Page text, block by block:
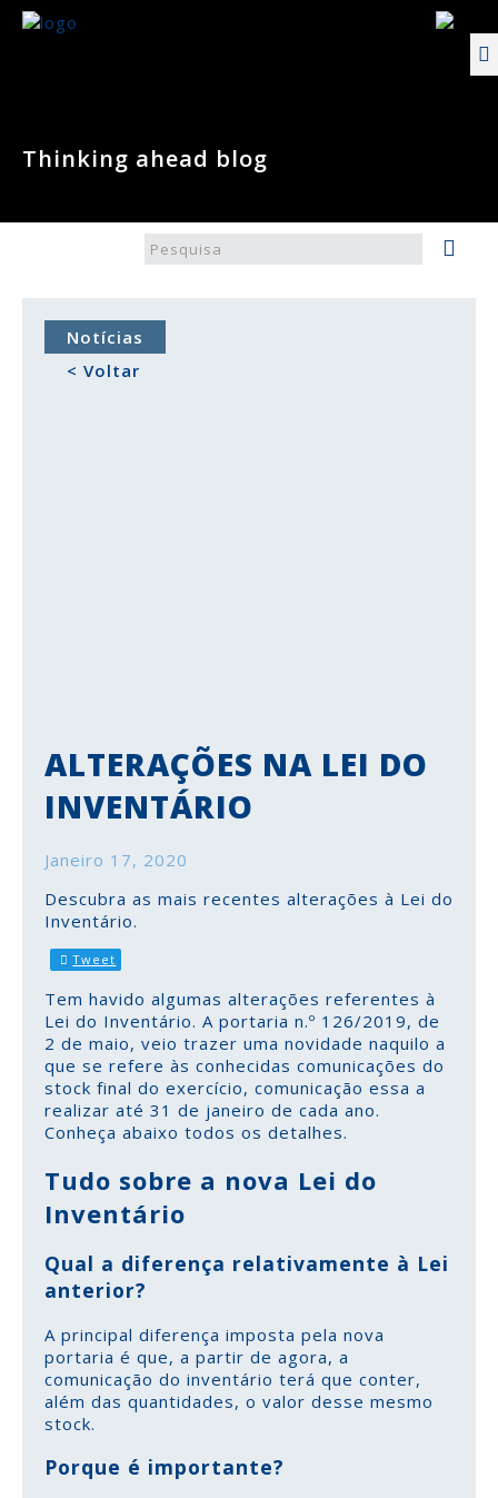
Thinking ahead blog
Notícias
< Voltar
ALTERAÇÕES NA LEI DO
INVENTÁRIO
Janeiro 17, 2020
Descubra as mais recentes alterações à Lei do
Inventário.
Tweet
Tem havido algumas alterações referentes à
Lei do Inventário. A portaria n.º 126/2019, de
2 de maio, veio trazer uma novidade naquilo a
que se refere às conhecidas comunicações do
stock final do exercício, comunicação essa a
realizar até 31 de janeiro de cada ano.
Conheça abaixo todos os detalhes.
Tudo sobre a nova Lei do
Inventário
Qual a diferença relativamente à Lei
anterior?
A principal diferença imposta pela nova
portaria é que, a partir de agora, a
comunicação do inventário terá que conter,
além das quantidades, o valor desse mesmo
stock.
Porque é importante?